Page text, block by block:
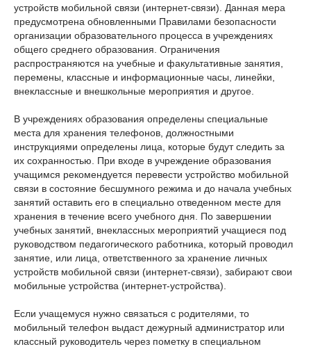
устройств мобильной связи (интернет-связи). Данная мера
предусмотрена обновленными Правилами безопасности
организации образовательного процесса в учреждениях
общего среднего образования. Ограничения
распространяются на учебные и факультативные занятия,
перемены, классные и информационные часы, линейки,
внеклассные и внешкольные мероприятия и другое.
В учреждениях образования определены специальные
места для хранения телефонов, должностными
инструкциями определены лица, которые будут следить за
их сохранностью. При входе в учреждение образования
учащимся рекомендуется перевести устройство мобильной
связи в состояние бесшумного режима и до начала учебных
занятий оставить его в специально отведенном месте для
хранения в течение всего учебного дня. По завершении
учебных занятий, внеклассных мероприятий учащиеся под
руководством педагогического работника, который проводил
занятие, или лица, ответственного за хранение личных
устройств мобильной связи (интернет-связи), забирают свои
мобильные устройства (интернет-устройства).
Если учащемуся нужно связаться с родителями, то
мобильный телефон выдаст дежурный администратор или
классный руководитель через пометку в специальном